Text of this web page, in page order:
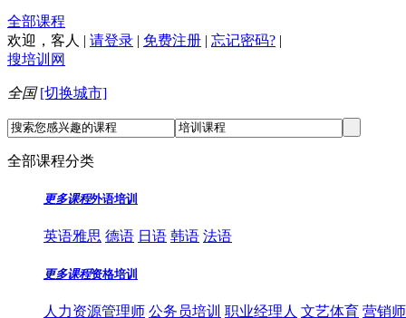
全部课程
欢迎， 客人 | 请登录 | 免费注册 | 忘记密码? |
搜培训网
全国 [切换城市]
全部课程分类
更多课程外语培训
英语雅思 德语 日语 韩语 法语
更多课程资格培训
人力资源管理师 公务员培训 职业经理人 文艺体育 营销